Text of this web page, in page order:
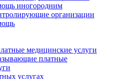
иногородним
организации
медицинские услуги
платные
услугах